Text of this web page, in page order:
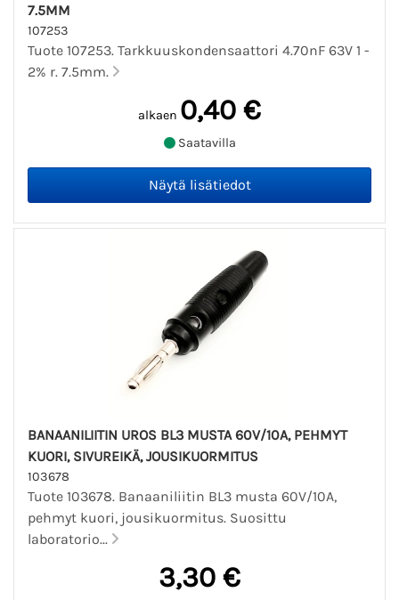
7.5MM
107253
Tuote 107253. Tarkkuuskondensaattori 4.70nF 63V 1 -
2% r. 7.5mm.
alkaen 0,40 €
Saatavilla
BANAANILIITIN UROS BL3 MUSTA 60V/10A, PEHMYT
KUORI, SIVUREIKÄ, JOUSIKUORMITUS
103678
Tuote 103678. Banaaniliitin BL3 musta 60V/10A,
pehmyt kuori, jousikuormitus. Suosittu
laboratorio...
3,30 €